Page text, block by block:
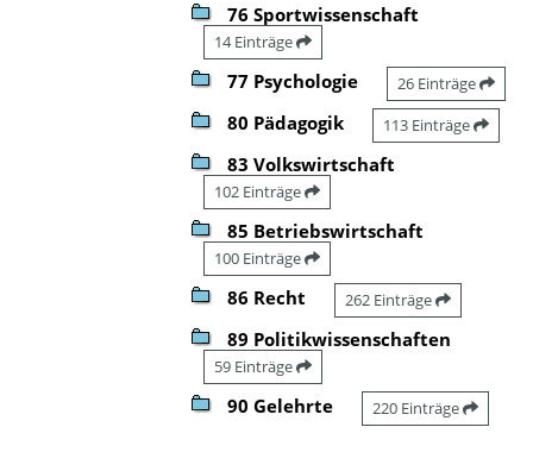
76 Sportwissenschaft
14 Einträge
77 Psychologie 26 Einträge
80 Pädagogik 113 Einträge
83 Volkswirtschaft
102 Einträge
85 Betriebswirtschaft
100 Einträge
86 Recht 262 Einträge
89 Politikwissenschaften
59 Einträge
90 Gelehrte 220 Einträge